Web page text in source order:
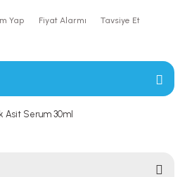
Yap Fiyat Alarmı Tavsiye Et
Asit Serum 30ml